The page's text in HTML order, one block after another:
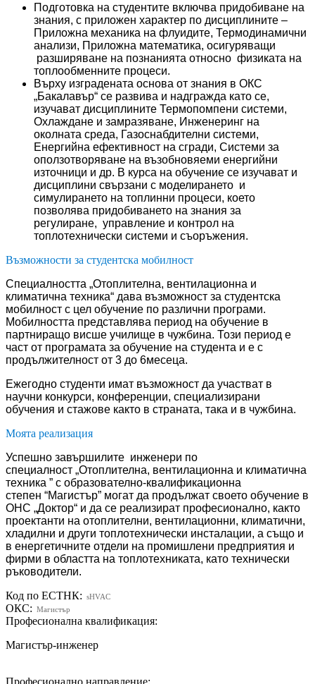
Подготовка на студентите включва придобиване на
знания, с приложен характер по дисциплините –
Приложна механика на флуидите, Термодинамични
анализи, Приложна математика, осигуряващи
разширяване на познанията относно физиката на
топлообменните процеси.
Върху изградената основа от знания в ОКС
„Бакалавър“ се развива и надгражда като се,
изучават дисциплините Термопомпени системи,
Охлаждане и замразяване, Инженеринг на
околната среда, Газоснабдителни системи,
Енергийна ефективност на сгради, Системи за
оползотворяване на възобновяеми енергийни
източници и др. В курса на обучение се изучават и
дисциплини свързани с моделирането и
симулирането на топлинни процеси, което
позволява придобиването на знания за
регулиране, управление и контрол на
топлотехнически системи и съоръжения.
Възможности за студентска мобилност
Специалността „Отоплителна, вентилационна и
климатична техника“ дава възможност за студентска
мобилност с цел обучение по различни програми.
Мобилността представлява период на обучение в
партниращо висше училище в чужбина. Този период е
част от програмата за обучение на студента и е с
продължителност от 3 до 6месеца.
Ежегодно студенти имат възможност да участват в
научни конкурси, конференции, специализирани
обучения и стажове както в страната, така и в чужбина.
Моята реализация
Успешно завършилите инженери по
специалност „Отоплителна, вентилационна и климатична
техника ” с образователно-квалификационна
степен “Магистър” могат да продължат своето обучение в
ОНС „Доктор“ и да се реализират професионално, както
проектанти на отоплителни, вентилационни, климатични,
хладилни и други топлотехнически инсталации, а също и
в енергетичните отдели на промишлени предприятия и
фирми в областта на топлотехниката, като технически
ръководители.
Код по ЕСТНК: sHVAC
ОКС: Магистър
Професионална квалификация:
Магистър-инженер
Професионално направление: